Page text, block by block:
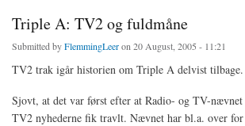
Triple A: TV2 og fuldmåne
Submitted byFlemmingLeeron 20 August, 2005 - 11:21
TV2 trak igår historien om Triple A delvist tilbage.
Sjovt, at det var først efter at Radio- og TV-
TV2 nyhederne fik travlt. Nævnet har bl.a. over